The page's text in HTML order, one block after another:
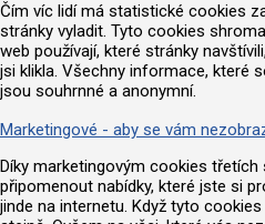
Čím víc lidí má statistické cookies
stránky vyladit. Tyto cookies
web používají, které stránky
jsi klikla. Všechny informace, které
jsou souhrnné a anonymní.
Marketingové - aby se vám
Díky marketingovým cookies třetích
připomenout nabídky, které jste si
jinde na internetu. Když tyto